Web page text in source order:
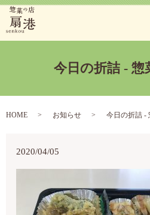
今日の折詰 - 惣
HOME お知らせ 今日の折詰 -
2020/04/05